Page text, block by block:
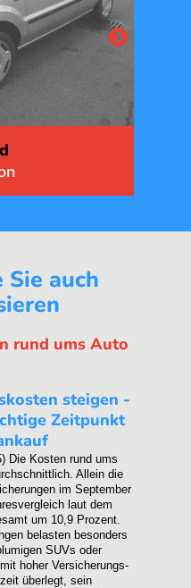
Sie auch
rund ums Auto
steigen -
Zeitpunkt
Die Kosten rund ums
Allein die
im September
laut dem
um 10,9 Prozent.
belasten besonders
SUVs oder
hoher Versicherungs-
überlegt, sein